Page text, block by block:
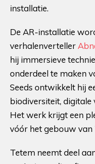
installatie.
De AR-installatie
verhalenverteller
hij immersieve
onderdeel te maken
Seeds ontwikkelt hij
biodiversiteit, digitale
Het werk krijgt een
vóór het gebouw van
Tetem neemt deel